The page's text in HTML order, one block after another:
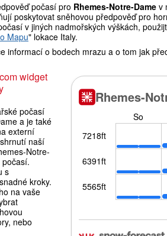
počasí pro Rhemes-Notre-Dame v
poskytovat sněhovou předpověď pro
v jiných nadmořských výškách,
Mapu" lokace Italy.
informací o bodech mrazu a o tom jak
widget
počasí
a je také
externí
naší
Notre-
s
kroky.
na vaše
nebo